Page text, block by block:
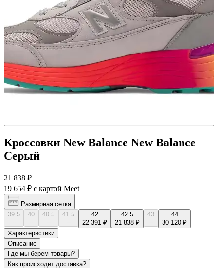
Кроссовки New Balance New Balance
Серый
21 838 ₽
19 654 ₽ с картой Meet
Размерная сетка
39.5
--
40
--
40.5
--
41.5
--
42
22 391 ₽
42.5
21 838 ₽
43
--
44
30 120 ₽
Характеристики
Описание
Где мы берем товары?
Как происходит доставка?